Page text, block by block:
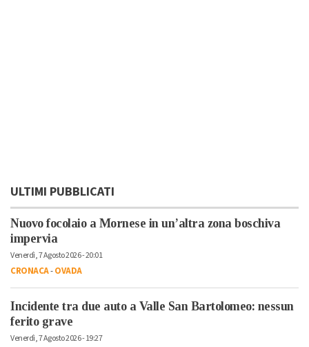
ULTIMI PUBBLICATI
Nuovo focolaio a Mornese in un’altra zona boschiva
impervia
Venerdì, 7 Agosto 2026 - 20:01
CRONACA-OVADA
Incidente tra due auto a Valle San Bartolomeo: nessun
ferito grave
Venerdì, 7 Agosto 2026 - 19:27